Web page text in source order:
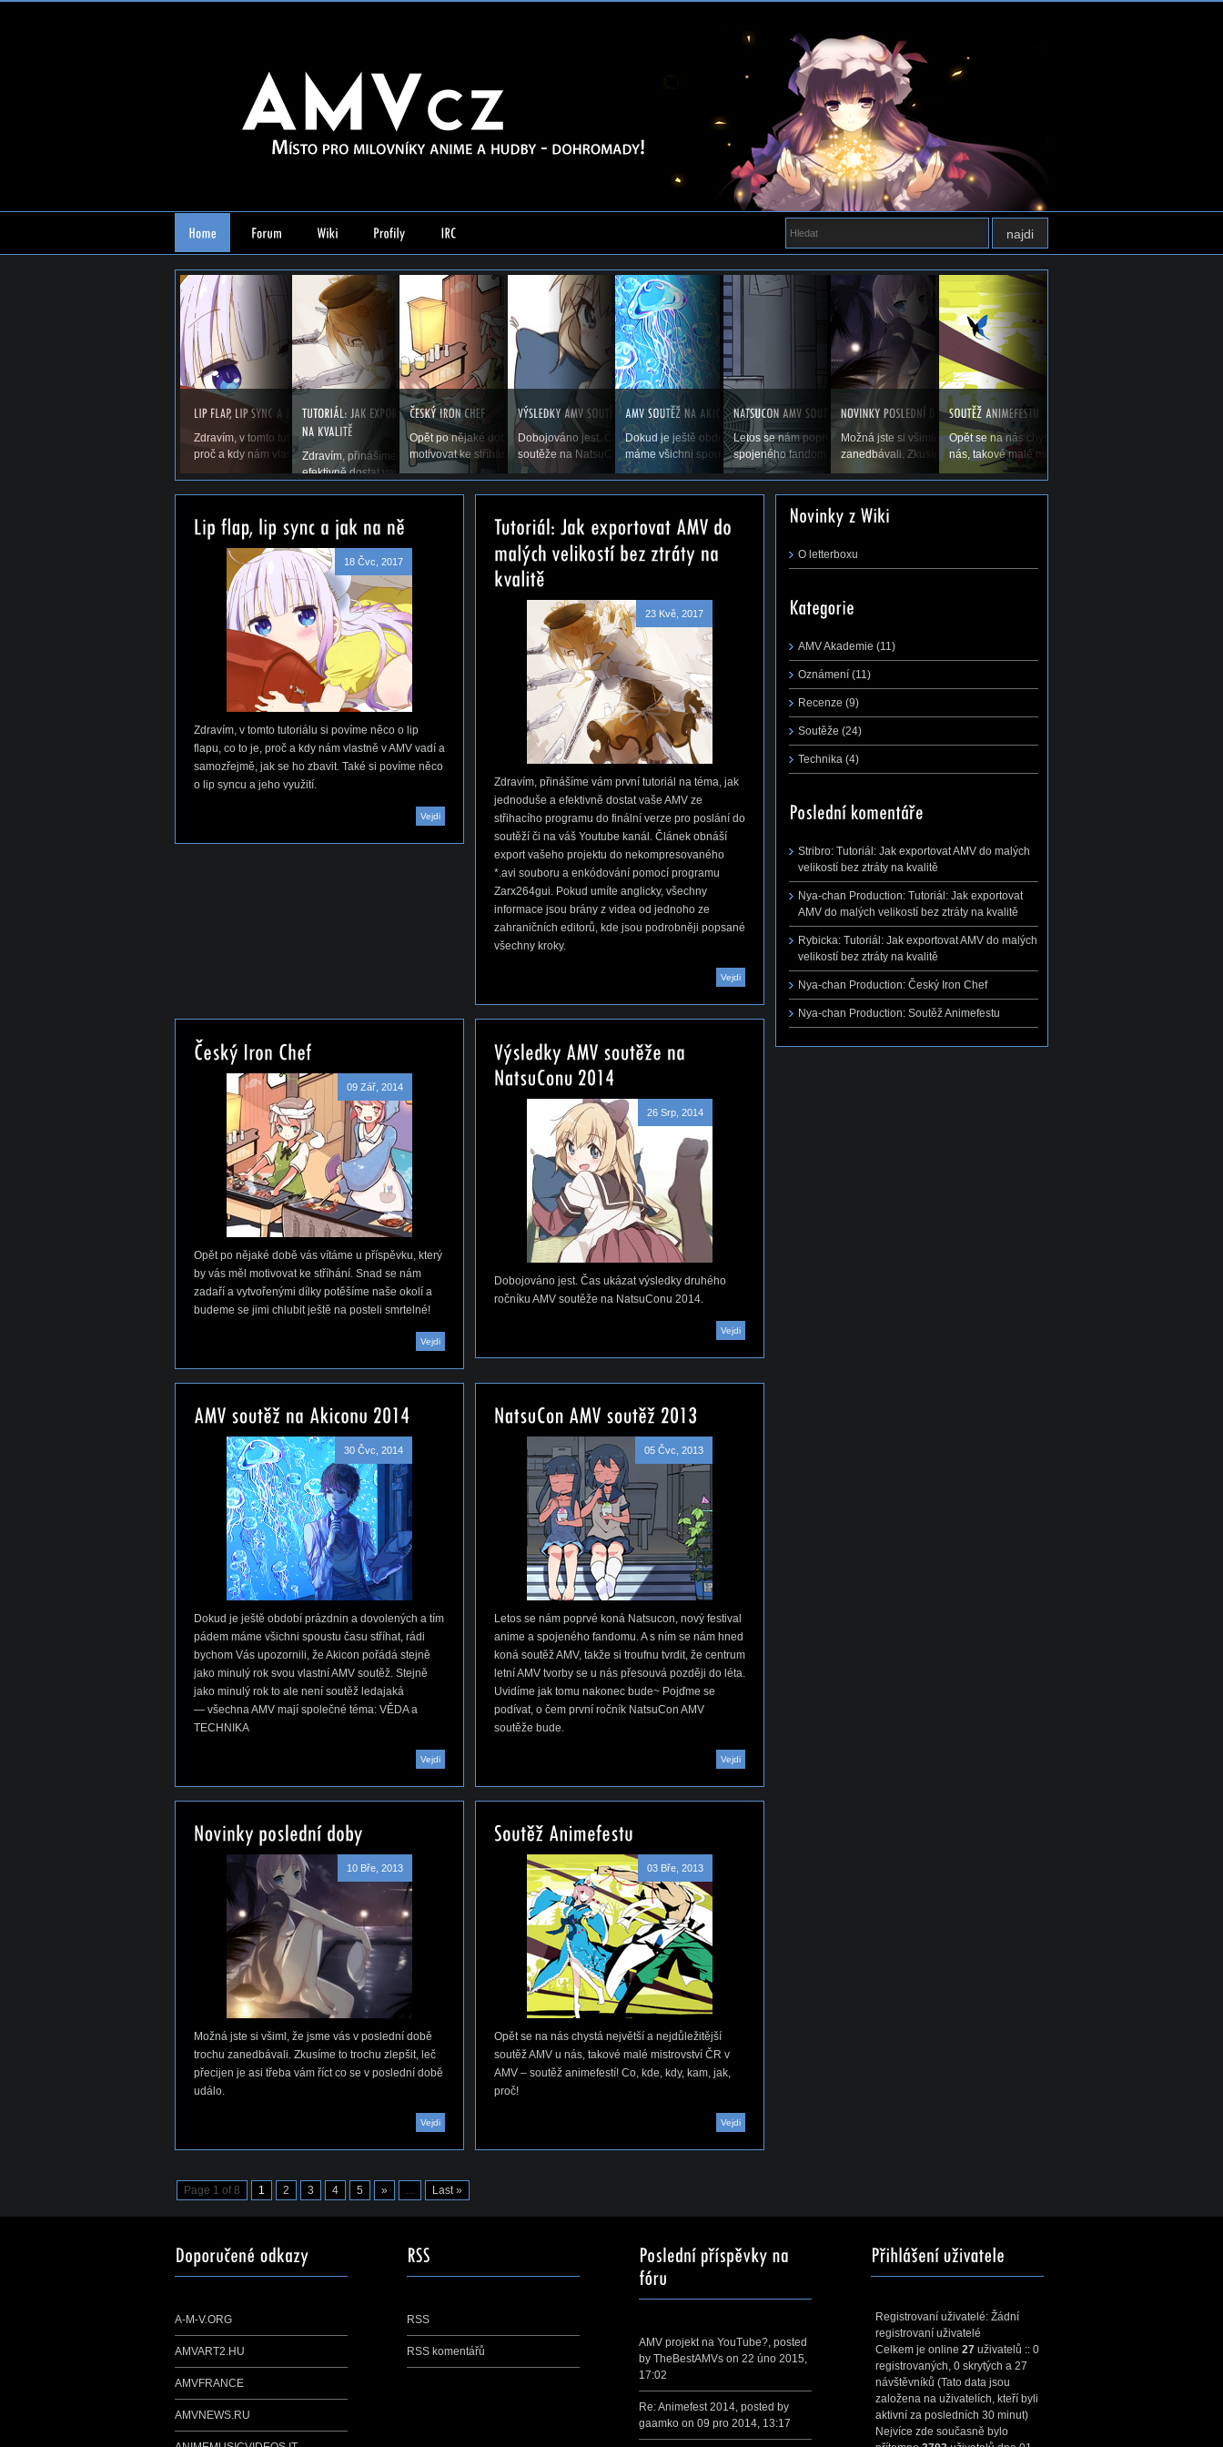
Zdravím, v tomto tutoriálu si povíme něco o lip flapu, co to je,
proč a kdy nám vlastně v AMV vadí a samozřejmě,...
Zdravím, přinášíme vám první tutoriál na téma, jak jednoduše a
efektivně dostat vaše AMV ze střihacího...
Opět po nějaké době vás vítáme u příspěvku, který by vás měl
motivovat ke stříhání. Snad se nám zadaří a...
Dobojováno jest. Čas ukázat výsledky druhého ročníku AMV
soutěže na NatsuConu 2014. (Pokračování...
Dokud je ještě období prázdnin a dovolených a tím pádem
máme všichni spoustu času stříhat, rádi bychom Vás...
Letos se nám poprvé koná Natsucon, nový festival anime a
spojeného fandomu. A s ním se nám hned koná soutěž AMV,...
Možná jste si všimli, že jsme vás v poslední době trochu
zanedbávali. Zkusíme to trochu zlepšit, leč přecijen je...
Opět se na nás chystá největší a nejdůležitější soutěž
nás, takové malé mistrovství ČR v AMV –...
18 Čvc, 2017
Zdravím, v tomto tutoriálu si povíme něco o lip
flapu, co to je, proč a kdy nám vlastně v AMV vadí a
samozřejmě, jak se ho zbavit. Také si povíme něco
o lip syncu a jeho využití.
Vejdi
23 Kvě, 2017
Zdravím, přinášíme vám první tutoriál na téma, jak
jednoduše a efektivně dostat vaše AMV ze
střihacího programu do finální verze pro poslání do
soutěží či na váš Youtube kanál. Článek obnáší
export vašeho projektu do nekompresovaného
*.avi souboru a enkódování pomocí programu
Zarx264gui. Pokud umíte anglicky, všechny
informace jsou brány z videa od jednoho ze
zahraničních editorů, kde jsou podrobněji popsané
všechny kroky.
Vejdi
09 Zář, 2014
Opět po nějaké době vás vítáme u příspěvku, který
by vás měl motivovat ke stříhání. Snad se nám
zadaří a vytvořenými dílky potěšíme naše okolí a
budeme se jimi chlubit ještě na posteli smrtelné!
Vejdi
26 Srp, 2014
Dobojováno jest. Čas ukázat výsledky druhého
ročníku AMV soutěže na NatsuConu 2014.
Vejdi
30 Čvc, 2014
Dokud je ještě období prázdnin a dovolených a tím
pádem máme všichni spoustu času stříhat, rádi
bychom Vás upozornili, že Akicon pořádá stejně
jako minulý rok svou vlastní AMV soutěž. Stejně
jako minulý rok to ale není soutěž ledajaká
— všechna AMV mají společné téma: VĚDA a
TECHNIKA
Vejdi
05 Čvc, 2013
Letos se nám poprvé koná Natsucon, nový festival
anime a spojeného fandomu. A s ním se nám hned
koná soutěž AMV, takže si troufnu tvrdit, že centrum
letní AMV tvorby se u nás přesouvá později do léta.
Uvidíme jak tomu nakonec bude~ Pojďme se
podívat, o čem první ročník NatsuCon AMV
soutěže bude.
Vejdi
10 Bře, 2013
Možná jste si všiml, že jsme vás v poslední době
trochu zanedbávali. Zkusíme to trochu zlepšit, leč
přecijen je asi třeba vám říct co se v poslední době
událo.
Vejdi
03 Bře, 2013
Opět se na nás chystá největší a nejdůležitější
soutěž AMV u nás, takové malé mistrovství ČR v
AMV – soutěž animefestí! Co, kde, kdy, kam, jak,
proč!
Vejdi
Page 1 of 8 1 2 3 4 5 » ... Last »
O letterboxu
AMV Akademie (11)
Oznámení (11)
Recenze (9)
Soutěže (24)
Technika (4)
Stribro: Tutoriál: Jak exportovat AMV do malých
velikostí bez ztráty na kvalitě
Nya-chan Production: Tutoriál: Jak exportovat
AMV do malých velikostí bez ztráty na kvalitě
Rybicka: Tutoriál: Jak exportovat AMV do malých
velikostí bez ztráty na kvalitě
Nya-chan Production: Český Iron Chef
Nya-chan Production: Soutěž Animefestu
A-M-V.ORG
AMVART2.HU
AMVFRANCE
AMVNEWS.RU
RSS
RSS komentářů
AMV projekt na YouTube?, posted
by TheBestAMVs on 22 úno 2015,
17:02
Re: Animefest 2014, posted by
gaamko on 09 pro 2014, 13:17
Registrovaní uživatelé: Žádní
registrovaní uživatelé
Celkem je online 27 uživatelů :: 0
registrovaných, 0 skrytých a 27
návštěvníků (Tato data jsou
založena na uživatelích, kteří byli
aktivní za posledních 30 minut)
Nejvíce zde současně bylo